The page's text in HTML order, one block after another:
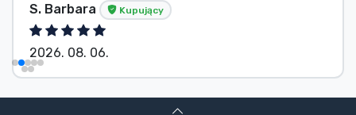
S. Barbara Kupujący
2026. 08. 06.